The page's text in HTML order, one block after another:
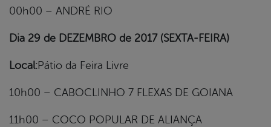
00h00 – ANDRÉ RIO
Dia 29 de DEZEMBRO de 2017 (SEXTA-FEIRA)
Local:Pátio da Feira Livre
10h00 – CABOCLINHO 7 FLEXAS DE GOIANA
11h00 – COCO POPULAR DE ALIANÇA